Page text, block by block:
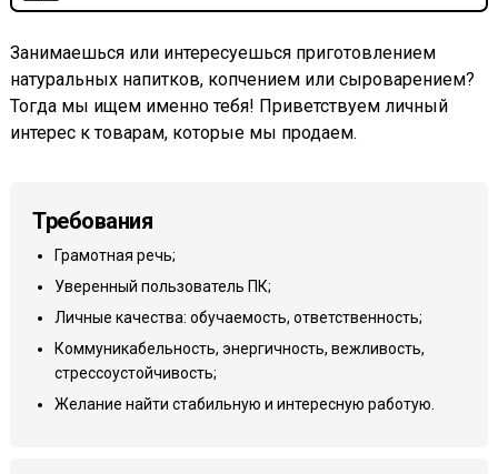
Занимаешься или интересуешься приготовлением
натуральных напитков, копчением или сыроварением?
Тогда мы ищем именно тебя! Приветствуем личный
интерес к товарам, которые мы продаем.
Требования
Грамотная речь;
Уверенный пользователь ПК;
Личные качества: обучаемость, ответственность;
Коммуникабельность, энергичность, вежливость,
стрессоустойчивость;
Желание найти стабильную и интересную работую.